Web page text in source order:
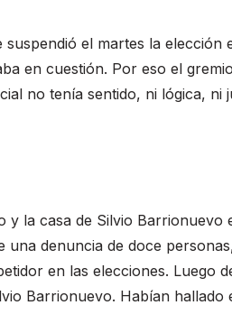
suspendió el martes la
en cuestión. Por eso el
no tenía sentido, ni lógica, ni
y la casa de Silvio
denuncia de doce
en las elecciones. Luego
Barrionuevo. Habían hallado